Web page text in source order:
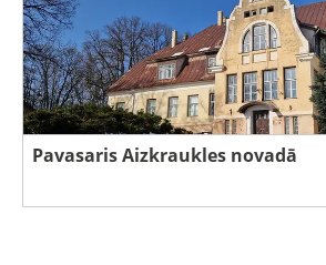
Pavasaris Aizkraukles novadā